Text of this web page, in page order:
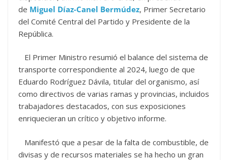
de Miguel Díaz-Canel Bermúdez, Primer Secretario
del Comité Central del Partido y Presidente de la
República.
El Primer Ministro resumió el balance del sistema de
transporte correspondiente al 2024, luego de que
Eduardo Rodríguez Dávila, titular del organismo, así
como directivos de varias ramas y provincias, incluidos
trabajadores destacados, con sus exposiciones
enriquecieran un crítico y objetivo informe.
Manifestó que a pesar de la falta de combustible, de
divisas y de recursos materiales se ha hecho un gran